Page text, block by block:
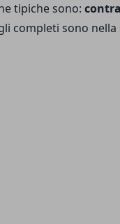
tipiche sono:
completi sono nella